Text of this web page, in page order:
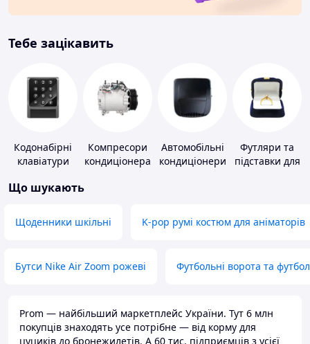
Тебе зацікавить
Кодонабірні
клавіатури
Компресори
кондиціонера
Автомобільні
кондиціонери
Футляри та
підставки для
Що шукають
Щоденники шкільні K-pop румі костюм для аніматорів
Бутси Nike Air Zoom рожеві Футбольні ворота та
Prom — найбільший маркетплейс України. Тут 6 млн
покупців знаходять усе потрібне — від корму для
цуциків до бронежилетів. А 60 тис. підприємців з усієї